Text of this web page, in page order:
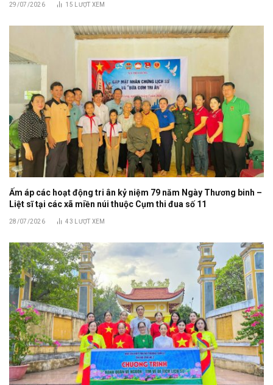
29/07/2026 15 LƯỢT XEM
Ấm áp các hoạt động tri ân kỷ niệm 79 năm Ngày Thương binh –
Liệt sĩ tại các xã miền núi thuộc Cụm thi đua số 11
28/07/2026 43 LƯỢT XEM